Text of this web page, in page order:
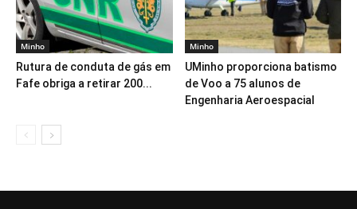
Minho
Rutura de conduta de gás em
Fafe obriga a retirar 200...
Minho
UMinho proporciona batismo
de Voo a 75 alunos de
Engenharia Aeroespacial